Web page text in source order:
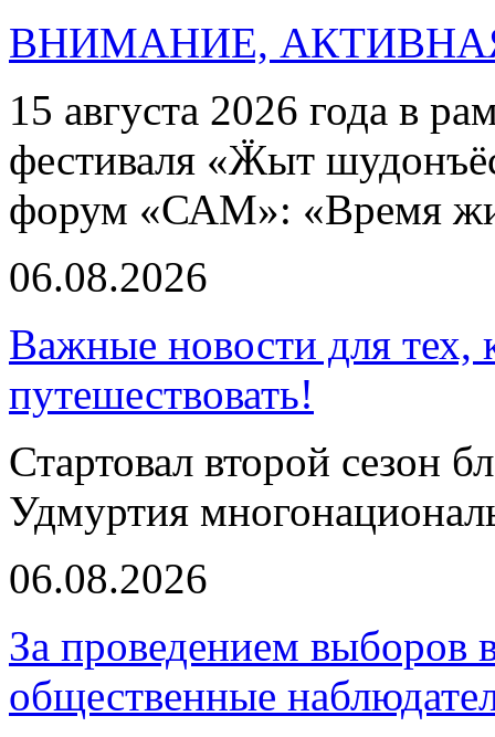
ВНИМАНИЕ,
15 августа 2026 года в
фестиваля «Ӝыт
форум «САМ»: «Время
06.08.2026
Важные новости для тех,
путешествовать!
Стартовал второй сезон
Удмуртия
06.08.2026
За проведением выборов
общественные